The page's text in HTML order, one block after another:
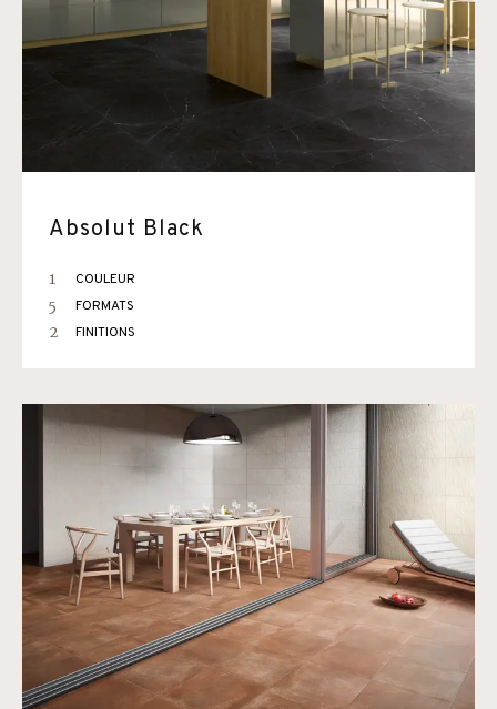
Absolut Black
1 COULEUR
5 FORMATS
2 FINITIONS